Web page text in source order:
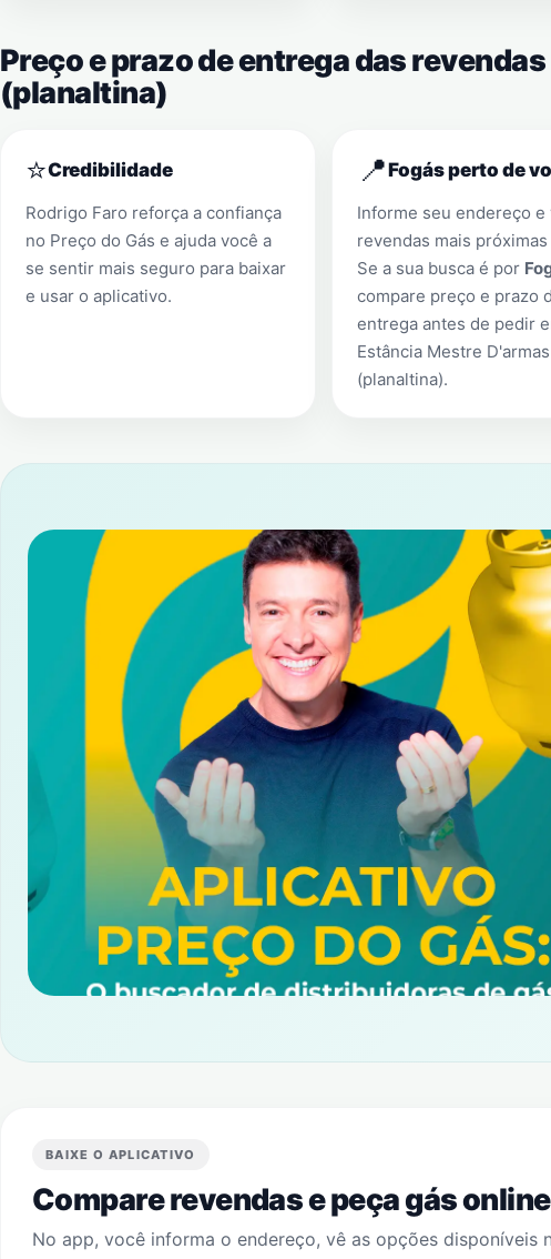
Preço e prazo de entrega das
(planaltina)
⭐Credibilidade
Rodrigo Faro reforça a confiança
no Preço do Gás e ajuda você a
se sentir mais seguro para baixar
e usar o aplicativo.
📍Fogás perto de
Informe seu endereço e
revendas mais
Se a sua busca é por
compare preço e prazo
entrega antes de pedir
Estância Mestre
(planaltina).
BAIXE O APLICATIVO
Compare revendas e peça gás
No app, você informa o endereço, vê as opções